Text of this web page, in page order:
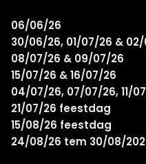
06/06/26
30/06/26, 01/07/26 &
08/07/26 & 09/07/26
15/07/26 & 16/07/26
04/07/26, 07/07/26, 11/
21/07/26 feestdag
15/08/26 feestdag
24/08/26 tem 30/08/